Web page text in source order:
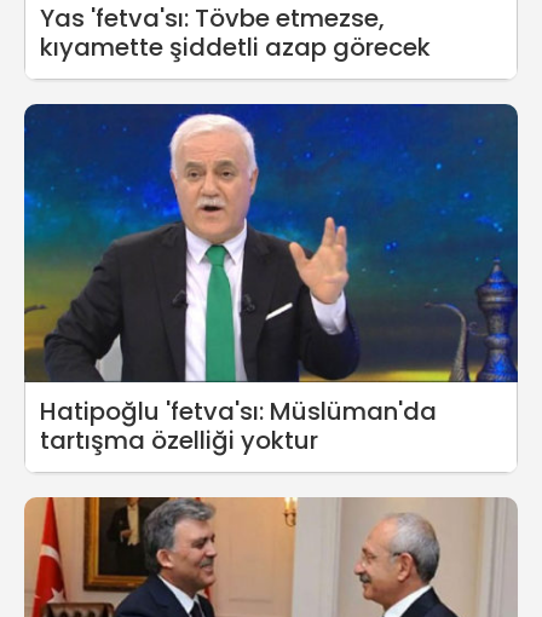
Yas 'fetva'sı: Tövbe etmezse,
kıyamette şiddetli azap görecek
Hatipoğlu 'fetva'sı: Müslüman'da
tartışma özelliği yoktur